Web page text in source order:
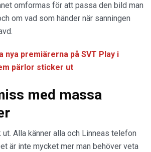
omformas för att passa den bild man
om vad som händer när sanningen
nya premiärerna på SVT Play i
pärlor sticker ut
med massa
Alla känner alla och Linneas telefon
är inte mycket mer man behöver veta